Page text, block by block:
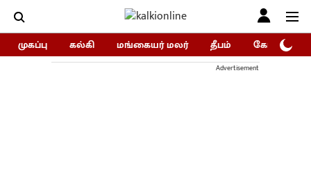
முகப்பு கல்கி மங்கையர் மலர் தீபம் கோகுலம்/
Advertisement